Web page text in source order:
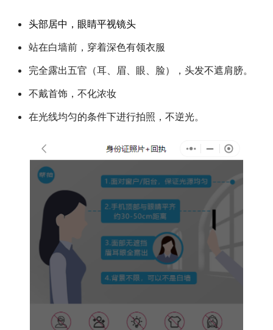
头部居中，眼睛平视镜头
站在白墙前，穿着深色有领衣服
完全露出五官（耳、眉、眼、脸），头发不遮肩膀。
不戴首饰，不化浓妆
在光线均匀的条件下进行拍照，不逆光。